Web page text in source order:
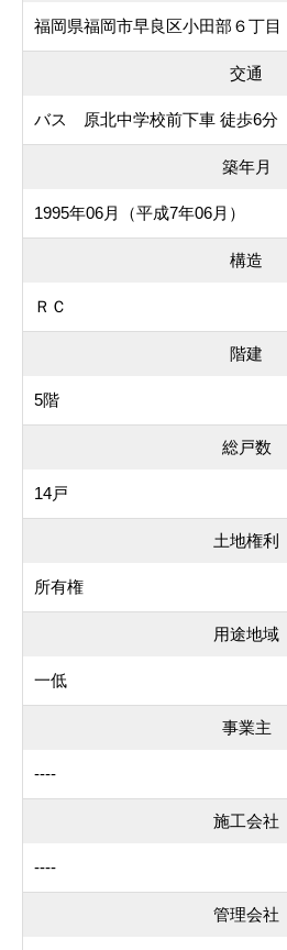
福岡県福岡市早良区小田部６丁目
交通
バス 原北中学校前下車 徒歩6分
築年月
1995年06月（平成7年06月）
構造
ＲＣ
階建
5階
総戸数
14戸
土地権利
所有権
用途地域
一低
事業主
----
施工会社
----
管理会社